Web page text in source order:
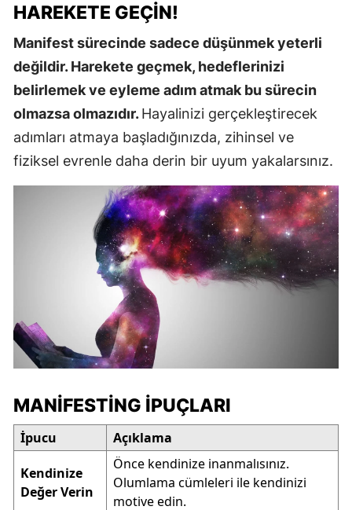
HAREKETE GEÇIN!
Manifest sürecinde sadece düşünmek yeterli
değildir. Harekete geçmek, hedeflerinizi
belirlemek ve eyleme adım atmak bu sürecin
olmazsa olmazıdır.Hayalinizi gerçekleştirecek
adımları atmaya başladığınızda, zihinsel ve
fiziksel evrenle daha derin bir uyum yakalarsınız.
MANIFESTING İPUÇLARI
İpucu Açıklama
Kendinize
Değer Verin
Önce kendinize inanmalısınız.
Olumlama cümleleri ile kendinizi
motive edin.